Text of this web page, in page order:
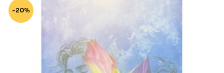
-20%